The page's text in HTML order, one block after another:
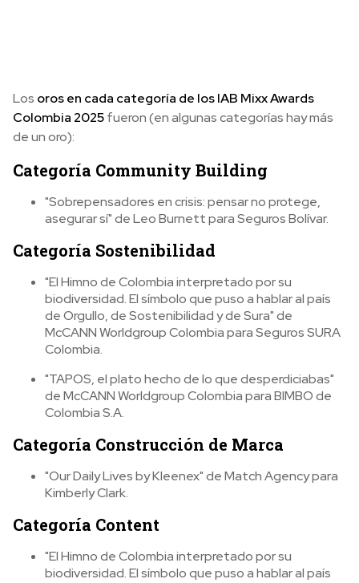
Los oros en cada categoría de los IAB Mixx Awards
Colombia 2025fueron (en algunas categorías hay más
de un oro):
Categoría Community Building
"Sobrepensadores en crisis: pensar no protege,
asegurar sí" de Leo Burnett para Seguros Bolívar.
Categoría Sostenibilidad
"El Himno de Colombia interpretado por su
biodiversidad. El símbolo que puso a hablar al país
de Orgullo, de Sostenibilidad y de Sura" de
McCANN Worldgroup Colombia para Seguros SURA
Colombia.
"TAPOS, el plato hecho de lo que desperdiciabas"
de McCANN Worldgroup Colombia para BIMBO de
Colombia S.A.
Categoría Construcción de Marca
"Our Daily Lives by Kleenex" de Match Agency para
Kimberly Clark.
Categoría Content
"El Himno de Colombia interpretado por su
biodiversidad. El símbolo que puso a hablar al país